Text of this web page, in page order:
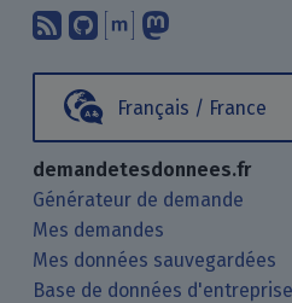
Abonnez-vous à
Nous trouver
Échanger
Français / France
demandetesdonnees.fr
Générateur de demande
Mes demandes
Mes données sauvegardées
Base de données